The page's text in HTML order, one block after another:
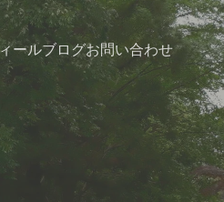
ールブログお問い合わせ